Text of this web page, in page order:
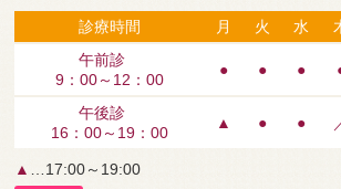
診療時間 月 火 水
午前診
9：00～12：00
● ● ●
午後診
16：00～19：00
▲ ● ●
▲
…17:00～19:00